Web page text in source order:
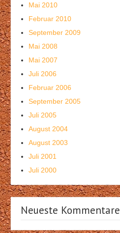
Mai 2010
Februar 2010
September 2009
Mai 2008
Mai 2007
Juli 2006
Februar 2006
September 2005
Juli 2005
August 2004
August 2003
Juli 2001
Juli 2000
Neueste Kommentare